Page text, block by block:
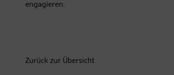
engagieren.
Zurück zur Übersicht